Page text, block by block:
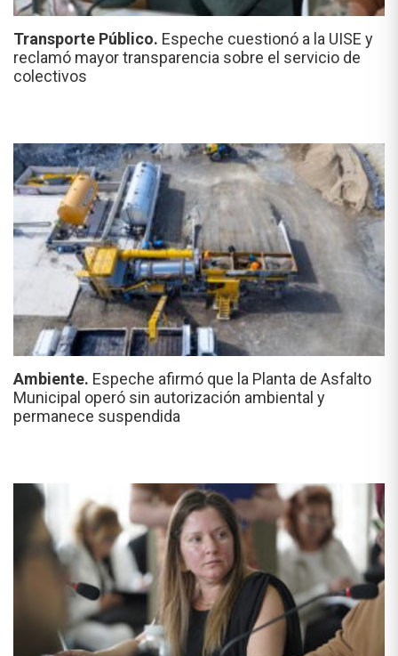
Transporte Público. Espeche cuestionó a la UISE y
reclamó mayor transparencia sobre el servicio de
colectivos
Ambiente. Espeche afirmó que la Planta de Asfalto
Municipal operó sin autorización ambiental y
permanece suspendida